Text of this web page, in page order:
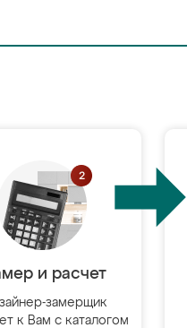
и расчет
замерщик
к Вам с каталогом